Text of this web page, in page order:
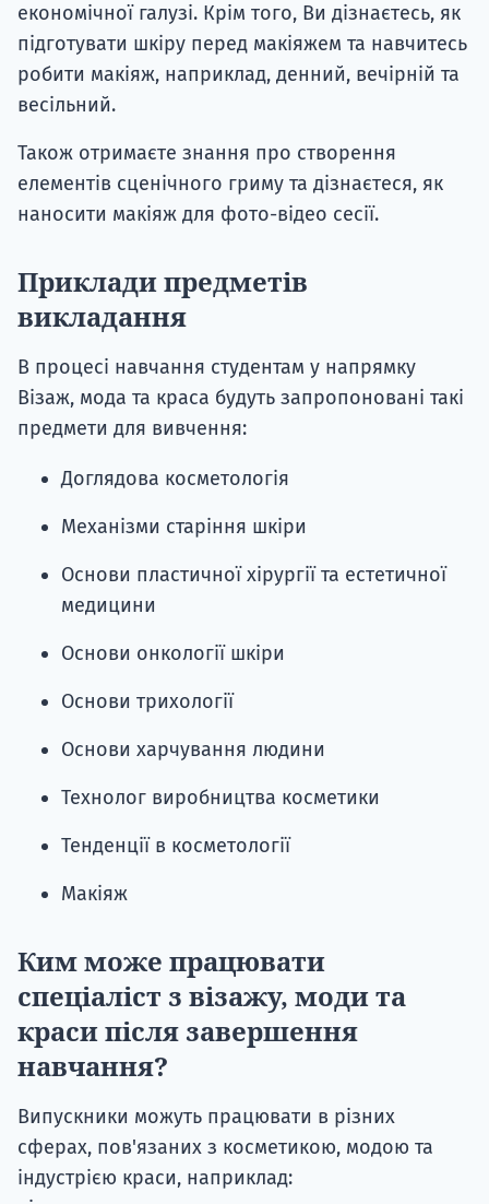
економічної галузі. Крім того, Ви дізнаєтесь, як
підготувати шкіру перед макіяжем та навчитесь
робити макіяж, наприклад, денний, вечірній та
весільний.
Також отримаєте знання про створення
елементів сценічного гриму та дізнаєтеся, як
наносити макіяж для фото-відео сесії.
Приклади предметів
викладання
В процесі навчання студентам у напрямку
Візаж, мода та краса будуть запропоновані такі
предмети для вивчення:
Доглядова косметологія
Механізми старіння шкіри
Основи пластичної хірургії та естетичної
медицини
Основи онкології шкіри
Основи трихології
Основи харчування людини
Технолог виробництва косметики
Тенденції в косметології
Макіяж
Ким може працювати
спеціаліст з візажу, моди та
краси після завершення
навчання?
Випускники можуть працювати в різних
сферах, пов'язаних з косметикою, модою та
індустрією краси, наприклад: